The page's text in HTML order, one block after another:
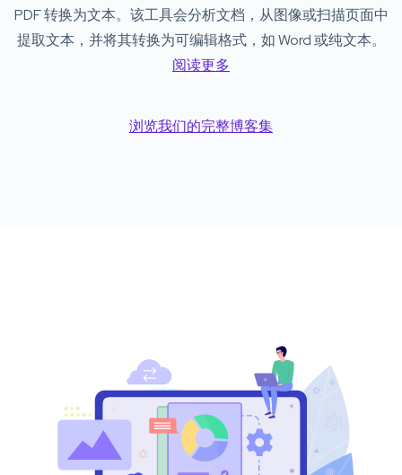
PDF 转换为文本。该工具会分析文档，从图像或扫描页面中
提取文本，并将其转换为可编辑格式，如 Word 或纯文本。
阅读更多
浏览我们的完整博客集